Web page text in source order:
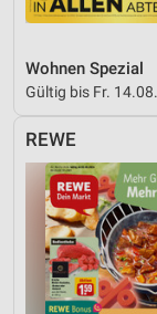
Wohnen Spezial
Gültig bis Fr. 14.08.
REWE